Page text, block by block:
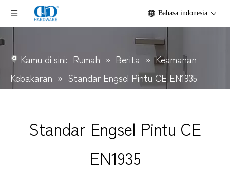
Bahasa indonesia
Kamu di sini: Rumah » Berita » Keamanan
Kebakaran » Standar Engsel Pintu CE EN1935
Standar Engsel Pintu CE
EN1935